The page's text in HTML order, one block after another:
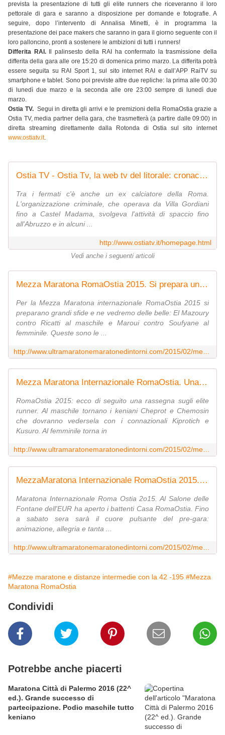
prevista la presentazione di tutti gli elite runners che riceveranno il loro
pettorale di gara e saranno a disposizione per domande e fotografie. A
seguire, dopo l’intervento di Annalisa Minetti, è in programma la
presentazione dei pace makers che saranno in gara il giorno seguente con il
loro palloncino, pronti a sostenere le ambizioni di tutti i runners!
Differita RAI.Il palinsesto della RAI ha confermato la trasmissione della
differita della gara alle ore 15:20 di domenica primo marzo. La differita potrà
essere seguita su RAI Sport 1, sul sito internet RAI e dall’APP RaiTV su
smartphone e tablet. Sono poi previste altre due repliche: la prima alle 00:30
di lunedì due marzo e la seconda alle ore 23:00 sempre di lunedì due
marzo.
Ostia TV. Segui in diretta gli arrivi e le premizioni della RomaOstia grazie a
Ostia TV, media partner della gara, che trasmetterà (a partire dalle 09:00) in
diretta streaming direttamente dalla Rotonda di Ostia sul sito internet
www.ostiatv.it.
Ostia TV - Ostia Tv, la web tv del litorale: cronaca, news, video, streaming
Tra i fermati c'è anche un ex calciatore della Roma.
L'organizzazione criminale, che operava da Villa Gordiani
fino a Castel Madama, svolgeva l'attività di spaccio fino
all'Abruzzo e in alcuni ...
http://www.ostiatv.it/homepage.html
Vedi anche i seguenti articoli
Mezza Maratona RomaOstia 2015. Si prepara una grande gara con alcune sfide tricolori - Ultramaratone, maratone e dintorni
Per la Mezza Maratona internazionale RomaOstia 2015 si
preparano grandi sfide e ne vedremo delle belle: El Mazoury
contro Ricatti al maschile e Maroui contro Soufyane al
femminile. Queste sono le ...
Mezza Maratona Internazionale RomaOstia. Una rassegna degli élite runner - Ultramaratone, maratone e dintorni
RomaOstia 2015: ecco di seguito una rassegna sugli elite
runner. Al maschile tornano i keniani Cheprot e Chemosin
che dovranno vedersela con i connazionali Kiprotich e
Kusuro. Al femminile torna in
MezzaMaratona Internazionale RomaOstia 2015. Casa RomaOstia ha aperto i battenti e rimarrà aperta sino alle ore 20.00 di sabato 28 febbraio - Ultramaratone, maratone e dintorni
Maratona Internazionale Roma Ostia 2o15. Al Salone delle
Fontane dell'EUR ha aperto i battenti Casa RomaOstia. Fino
a sabato sera sarà il cuore pulsante del pre-gara:
animazione, allegria e tanta ...
#Mezze maratone e distanze intermedie con la 42 -195 #Mezza
Maratona RomaOstia
Condividi
Potrebbe anche piacerti
Maratona Città di Palermo 2016 (22^
ed.). Grande successo di
partecipazione. Podio maschile tutto
keniano